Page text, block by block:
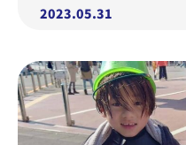
2023.05.31